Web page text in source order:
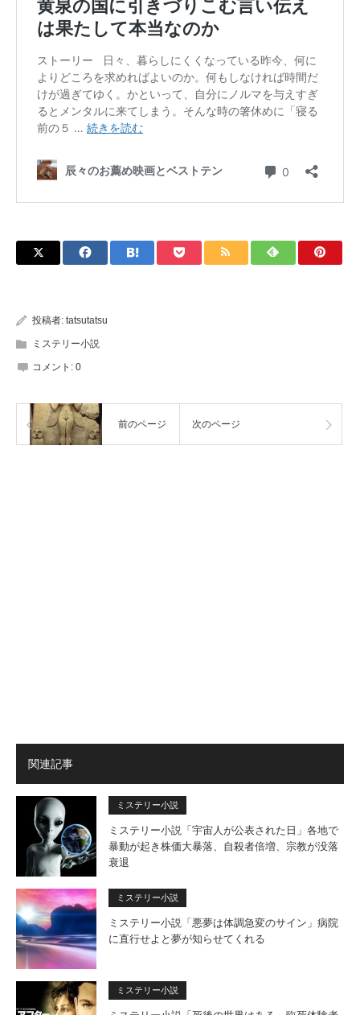
投稿者: tatsutatsu
ミステリー小説
コメント: 0
前のページ 次のページ
関連記事
ミステリー小説
ミステリー小説「宇宙人が公表された日」各地で
暴動が起き株価大暴落、自殺者倍増、宗教が没落
衰退
ミステリー小説
ミステリー小説「悪夢は体調急変のサイン」病院
に直行せよと夢が知らせてくれる
ミステリー小説